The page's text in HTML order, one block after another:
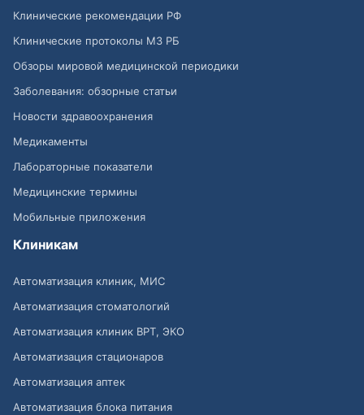
Клинические рекомендации РФ
Клинические протоколы МЗ РБ
Обзоры мировой медицинской периодики
Заболевания: обзорные статьи
Новости здравоохранения
Медикаменты
Лабораторные показатели
Медицинские термины
Мобильные приложения
Клиникам
Автоматизация клиник, МИС
Автоматизация стоматологий
Автоматизация клиник ВРТ, ЭКО
Автоматизация стационаров
Автоматизация аптек
Автоматизация блока питания